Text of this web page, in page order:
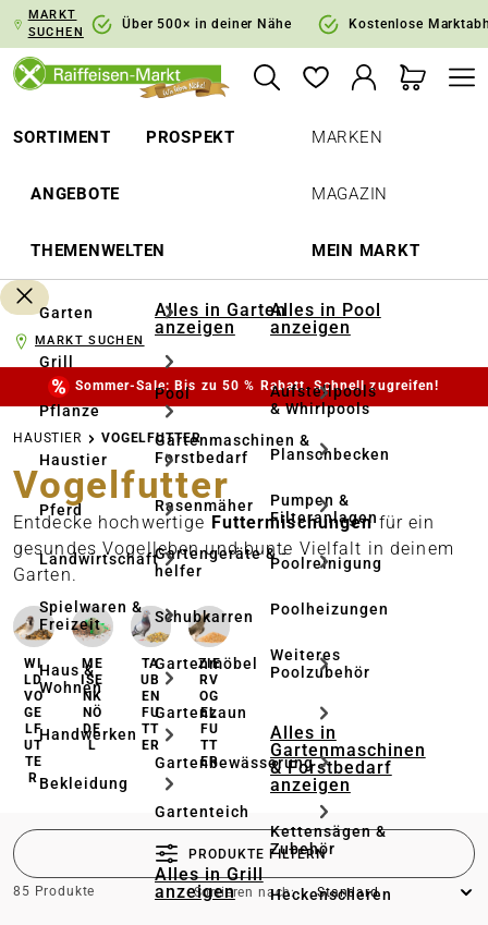
Zur Hauptnavigation springen
MARKT
SUCHEN
Über 500× in deiner Nähe Kostenlose
SORTIMENT PROSPEKT
ANGEBOTE
THEMENWELTEN
MARKEN
MAGAZIN
MEIN MARKT
Garten
Grill
Pflanze
Haustier
Pferd
Landwirtschaft
Spielwaren &
Freizeit
Haus &
Wohnen
Handwerken
Bekleidung
Alles in Garten
anzeigen
Pool
Gartenmaschinen &
Forstbedarf
Rasenmäher
Gartengeräte & -
helfer
Schubkarren
Gartenmöbel
Gartenzaun
Gartenbewässerung
Gartenteich
Alles in Grill
anzeigen
Alles in Pool
anzeigen
Aufstellpools
& Whirlpools
Planschbecken
Pumpen &
Filteranlagen
Poolreinigung
Poolheizungen
Weiteres
Poolzubehör
Alles in
Gartenmaschinen
& Forstbedarf
anzeigen
Kettensägen &
Zubehör
Heckenscheren
MARKT SUCHEN
Sommer-Sale: Bis zu 50 % Rabatt. Schnell zugreifen!
HAUSTIER VOGELFUTTER
Vogelfutter
Entdecke hochwertige Futtermischungenfür ein
gesundes Vogelleben und bunte Vielfalt in deinem
Garten.
WI
LD
VO
GE
LF
UT
TE
R
ME
ISE
NK
NÖ
DE
L
TA
UB
EN
FU
TT
ER
ZIE
RV
OG
EL
FU
TT
ER
PRODUKTE FILTERN
85 Produkte Sortieren nach: